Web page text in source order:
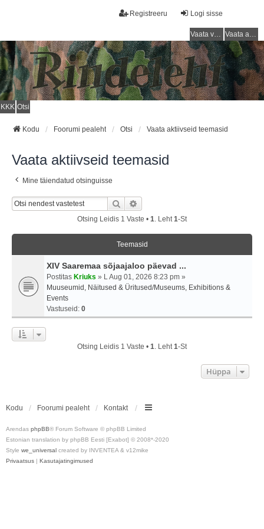
Logi sisse
Registreeru
Vaata vastamata teemasi Vaata aktiivseid teemasid
KKK Otsi
Kodu Foorumi pealeht Otsi Vaata aktiivseid teemasid
Vaata aktiivseid teemasid
Mine täiendatud otsinguisse
Otsi
Otsing Leidis 1 Vaste • 1. Leht1-st
Teemasid
XIV Saaremaa sõjaajaloo päevad ...
Postitas Kriuks » L Aug 01, 2026 8:23 pm »
Muuseumid, Näitused & Üritused/Museums, Exhibitions &
Events
Vastuseid: 0
Otsing Leidis 1 Vaste • 1. Leht1-st
Hüppa
Kodu Foorumi pealeht Kontakt
Arendas phpBB® Forum Software © phpBB Limited
Estonian translation by phpBB Eesti [Exabot] © 2008*-2020
Style we_universal created by INVENTEA & v12mike
Privaatsus | Kasutajatingimused